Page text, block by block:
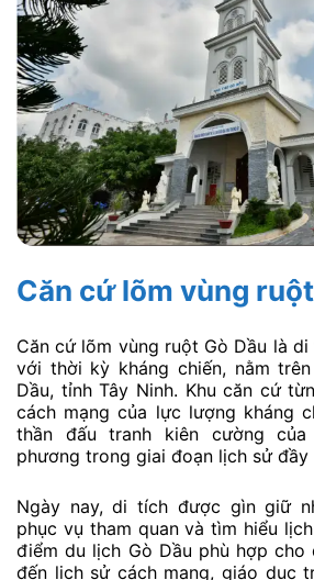
Căn cứ lõm vùng
Căn cứ lõm vùng ruột Gò Dầu là
với thời kỳ kháng chiến, nằm
Dầu, tỉnh Tây Ninh. Khu căn cứ
cách mạng của lực lượng kháng
thần đấu tranh kiên cường
phương trong giai đoạn lịch sử đầy
Ngày nay, di tích được gìn giữ
phục vụ tham quan và tìm hiểu
điểm du lịch Gò Dầu phù hợp cho
đến lịch sử cách mạng, giáo dục